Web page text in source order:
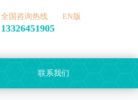
全国咨询热线
13326451905
EN版
联系我们